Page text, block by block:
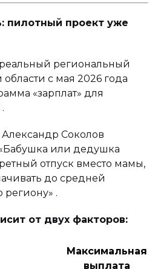
пилотный проект уже
региональный
с мая 2026 года
«зарплат» для
Александр Соколов
или дедушка
отпуск вместо мамы,
до средней
региону» .
от двух факторов:
Максимальная
выплата